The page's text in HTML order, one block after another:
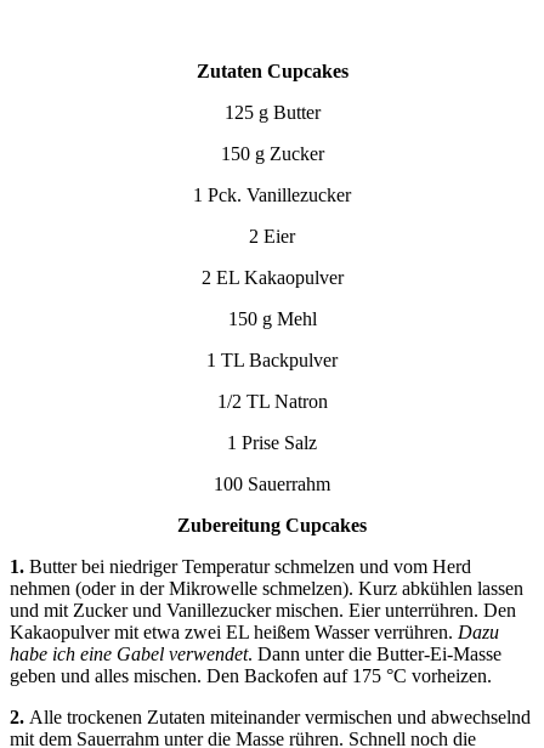
Zutaten Cupcakes
125 g Butter
150 g Zucker
1 Pck. Vanillezucker
2 Eier
2 EL Kakaopulver
150 g Mehl
1 TL Backpulver
1/2 TL Natron
1 Prise Salz
100 Sauerrahm
Zubereitung Cupcakes
1. Butter bei niedriger Temperatur schmelzen und vom Herd
nehmen (oder in der Mikrowelle schmelzen). Kurz abkühlen lassen
und mit Zucker und Vanillezucker mischen. Eier unterrühren. Den
Kakaopulver mit etwa zwei EL heißem Wasser verrühren. Dazu
habe ich eine Gabel verwendet. Dann unter die Butter-Ei-Masse
geben und alles mischen. Den Backofen auf 175 °C vorheizen.
2. Alle trockenen Zutaten miteinander vermischen und abwechselnd
mit dem Sauerrahm unter die Masse rühren. Schnell noch die